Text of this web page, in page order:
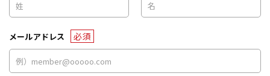
メールアドレス 必須